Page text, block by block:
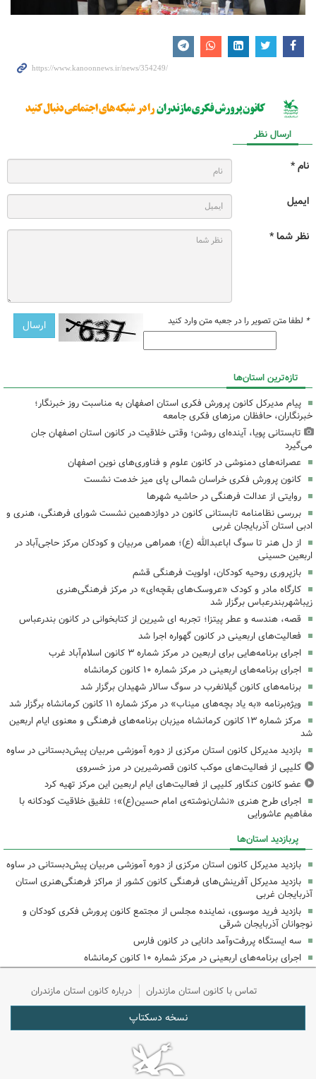
ارسال نظر
نام *
ایمیل
نظر شما *
* لطفا متن تصویر را در جعبه متن وارد کنید
تازه‌ترین استان‌ها
پیام مدیرکل کانون پرورش فکری استان اصفهان به مناسبت روز خبرنگار؛
خبرنگاران، حافظان مرزهای فکری جامعه
تابستانی پویا، آینده‌ای روشن؛ وقتی خلاقیت در کانون استان اصفهان جان
می‌گیرد
عصرانه‌های دمنوشی در کانون علوم و فناوری‌های نوین اصفهان
کانون پرورش فکری خراسان شمالی پای میز خدمت نشست
روایتی از عدالت فرهنگی در حاشیه شهرها
بررسی نظامنامه تابستانی کانون در دوازدهمین نشست شورای فرهنگی، هنری و
ادبی استان آذربایجان غربی
از دل هنر تا سوگ اباعبدالله (ع)؛ همراهی مربیان و کودکان مرکز حاجی‌آباد در
اربعین حسینی
بازپروری روحیه کودکان، اولویت فرهنگی قشم
کارگاه مادر و کودک «عروسک‌های بقچه‌ای» در مرکز فرهنگی‌هنری
زیباشهربندرعباس برگزار شد
قصه، هندسه و عطر پیتزا؛ تجربه ای شیرین از کتابخوانی در کانون بندرعباس
فعالیت‌های اربعینی در کانون گهواره اجرا شد
اجرای برنامه‌هایی برای اربعین در مرکز شماره ۳ کانون اسلام‌آباد غرب
اجرای برنامه‌های اربعینی در مرکز شماره ۱۰ کانون کرمانشاه
برنامه‌های کانون گیلانغرب در سوگ سالار شهیدان برگزار شد
ویژه‌برنامه «به یاد بچه‌های میناب» در مرکز شماره ۱۱ کانون کرمانشاه برگزار شد
مرکز شماره ۱۳ کانون کرمانشاه میزبان برنامه‌های فرهنگی و معنوی ایام اربعین
شد
بازدید مدیرکل کانون استان مرکزی از دوره آموزشی مربیان پیش‌دبستانی در ساوه
کلیپی از فعالیت‌های موکب کانون قصرشیرین در مرز خسروی
عضو کانون کنگاور کلیپی از فعالیت‌های ایام اربعین این مرکز تهیه کرد
اجرای طرح هنری «نشان‌نوشته‌ی امام حسین(ع)»؛ تلفیق خلاقیت کودکانه با
مفاهیم عاشورایی
پربازدید استان‌ها
بازدید مدیرکل کانون استان مرکزی از دوره آموزشی مربیان پیش‌دبستانی در ساوه
بازدید مدیرکل آفرینش‌های فرهنگی کانون کشور از مراکز فرهنگی‌هنری استان
آذربایجان غربی
بازدید فرید موسوی، نماینده مجلس از مجتمع کانون پرورش فکری کودکان و
نوجوانان آذربایجان شرقی
سه ایستگاه پررفت‌وآمد دانایی در کانون فارس
اجرای برنامه‌های اربعینی در مرکز شماره ۱۰ کانون کرمانشاه
تماس با کانون استان مازندران درباره کانون استان مازندران
نسخه دسکتاپ